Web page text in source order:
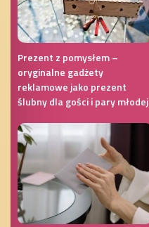
Prezent z pomysłem –
oryginalne gadżety
reklamowe jako prezent
ślubny dla gości i pary młodej